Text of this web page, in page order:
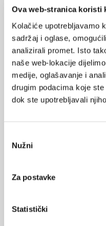
Ova web-stranica koristi
Kolačiće upotrebljavamo
sadržaj i oglase,
analizirali promet. Isto
naše web-lokacije
medije, oglašavanje i
drugim podacima koje
dok ste upotrebljavali
pristanka
Nužni
Za postavke
Statistički
Rizik od prijeloma kostiju je
zavoj, prema istraživanju
Internal Medicine.
od frakture kod djece
pokazalo je istraživanje